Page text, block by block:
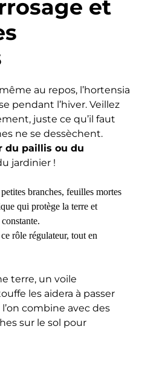
et
au repos, l’hortensia
pendant l’hiver. Veillez
juste ce qu’il faut
ne se dessèchent.
du paillis ou du
jardinier !
branches, feuilles mortes
qui protège la terre et
rôle régulateur, tout en
terre, un voile
les aidera à passer
combine avec des
sur le sol pour